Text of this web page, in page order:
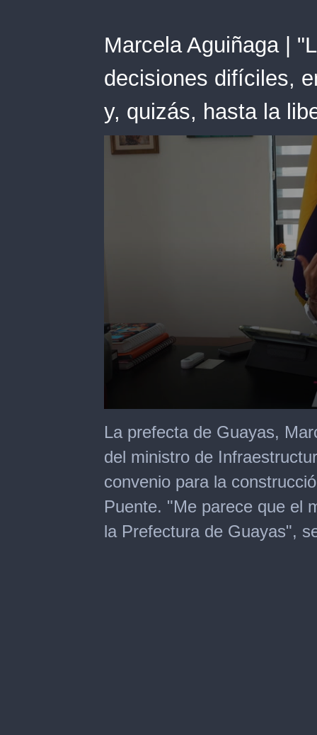
Marcela Aguiñaga |
decisiones difíciles,
y, quizás, hasta la
seconds
of
minute,
second
La prefecta de Guayas,
del ministro de
convenio para la
Puente. "Me parece que el
la Prefectura de Guayas",